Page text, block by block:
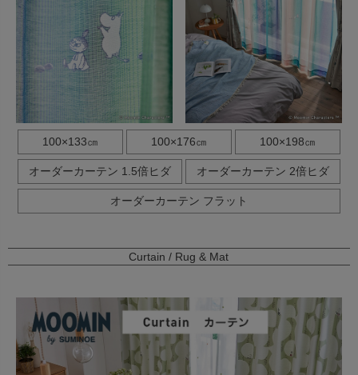
100×133㎝ 100×176㎝ 100×198㎝
オーダーカーテン 1.5倍ヒダ オーダーカーテン 2倍ヒダ
オーダーカーテン フラット
Curtain / Rug & Mat